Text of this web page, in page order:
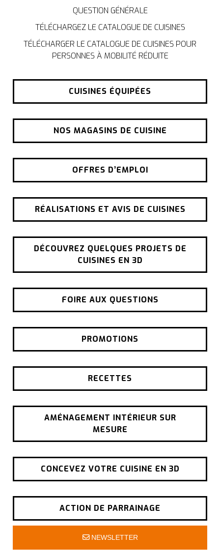
QUESTION GÉNÉRALE
TÉLÉCHARGEZ LE CATALOGUE DE CUISINES
TÉLÉCHARGER LE CATALOGUE DE CUISINES POUR
PERSONNES À MOBILITÉ RÉDUITE
CUISINES ÉQUIPÉES
NOS MAGASINS DE CUISINE
OFFRES D’EMPLOI
RÉALISATIONS ET AVIS DE CUISINES
DÉCOUVREZ QUELQUES PROJETS DE
CUISINES EN 3D
FOIRE AUX QUESTIONS
PROMOTIONS
RECETTES
AMÉNAGEMENT INTÉRIEUR SUR
MESURE
CONCEVEZ VOTRE CUISINE EN 3D
ACTION DE PARRAINAGE
NEWSLETTER